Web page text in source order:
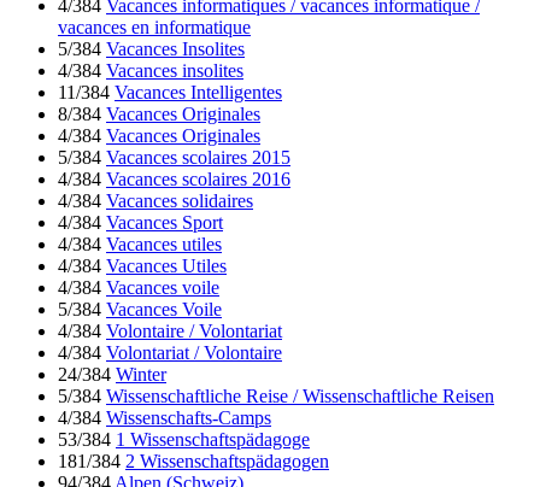
4/384 Vacances informatiques / vacances informatique /
vacances en informatique
5/384 Vacances Insolites
4/384 Vacances insolites
11/384 Vacances Intelligentes
8/384 Vacances Originales
4/384 Vacances Originales
5/384 Vacances scolaires 2015
4/384 Vacances scolaires 2016
4/384 Vacances solidaires
4/384 Vacances Sport
4/384 Vacances utiles
4/384 Vacances Utiles
4/384 Vacances voile
5/384 Vacances Voile
4/384 Volontaire / Volontariat
4/384 Volontariat / Volontaire
24/384 Winter
5/384 Wissenschaftliche Reise / Wissenschaftliche Reisen
4/384 Wissenschafts-Camps
53/384 1 Wissenschaftspädagoge
181/384 2 Wissenschaftspädagogen